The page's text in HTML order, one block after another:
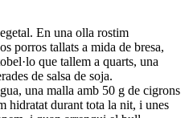
En una olla rostim
porros tallats a mida de bresa,
que tallem a quarts, una
de salsa de soja.
una malla amb 50 g de cigrons
hidratat durant tota la nit, i unes